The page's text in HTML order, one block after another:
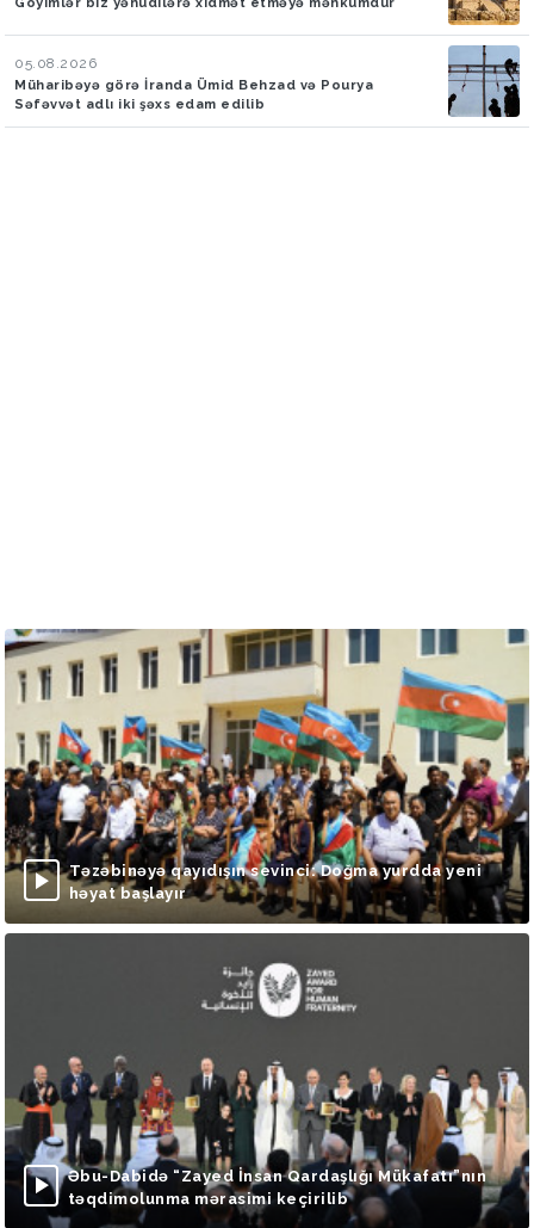
05.08.2026
Müharibəyə görə İranda Ümid Behzad və Pourya
Səfəvvət adlı iki şəxs edam edilib
Təzəbinəyə qayıdışın sevinci: Doğma yurdda yeni
həyat başlayır
Əbu-Dabidə “Zayed İnsan Qardaşlığı Mükafatı”nın
təqdimolunma mərasimi keçirilib